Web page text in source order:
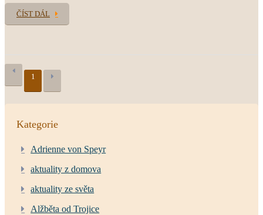
ČÍST DÁL
1
Kategorie
Adrienne von Speyr
aktuality z domova
aktuality ze světa
Alžběta od Trojice